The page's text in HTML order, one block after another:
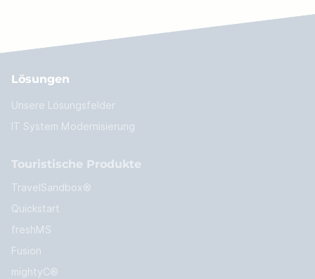
Lösungen
Unsere Lösungsfelder
IT System Modernisierung
Touristische Produkte
TravelSandbox®
Quickstart
freshMS
Fusion
mightyC®